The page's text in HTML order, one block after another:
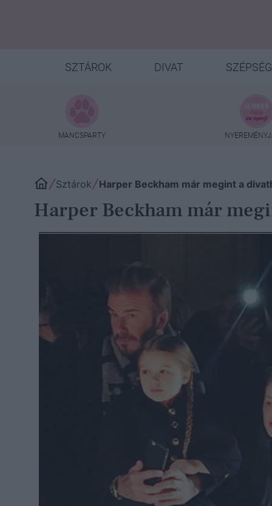
SZTÁROK DIVAT SZÉPSÉG
MANCSPARTY
Sztárok Harper Beckham már megint a
Harper Beckham már